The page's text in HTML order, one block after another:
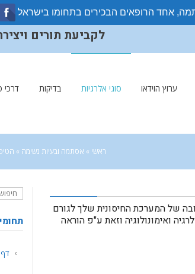
לקביעת תורים ויצירת קשר:
ערוץ הוידאו סוגי אלרגיות בדיקות דרכי
ראשי » אסתמה ובעיות נשימה »
של המערכת החיסונית שלך לגורם
ואימונולוגיה וזאת ע"פ הוראה
אחד הרופאים הבכירים בתחומו בישראל